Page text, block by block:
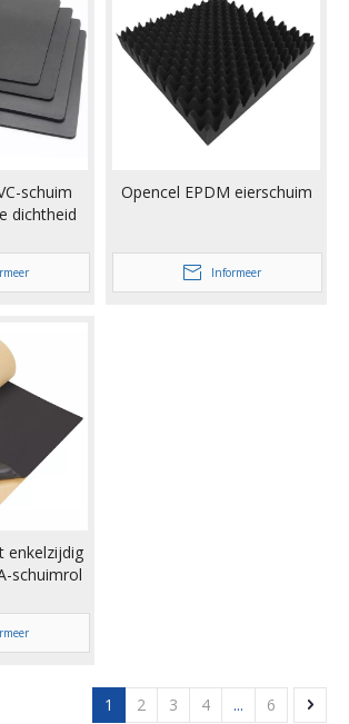
schuim
dichtheid
Opencel EPDM eierschuim
Informeer
enkelzijdig
schuimrol
1 2 3 4 ... 6